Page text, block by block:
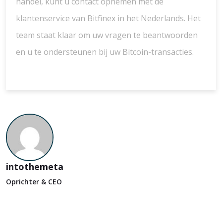
klantenservice van Bitfinex in het Nederlands. Het
team staat klaar om uw vragen te beantwoorden
en u te ondersteunen bij uw Bitcoin-transacties.
intothemeta
Oprichter & CEO